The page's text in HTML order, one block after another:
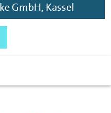
GmbH, Kassel